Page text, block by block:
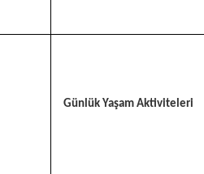
Günlük Yaşam Aktiviteleri